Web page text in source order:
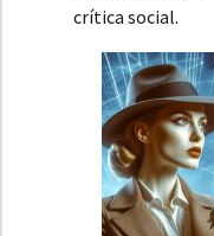
crítica social.